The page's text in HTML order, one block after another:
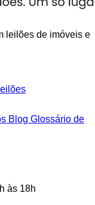
leilões de imóveis e
Blog Glossário de
às 18h